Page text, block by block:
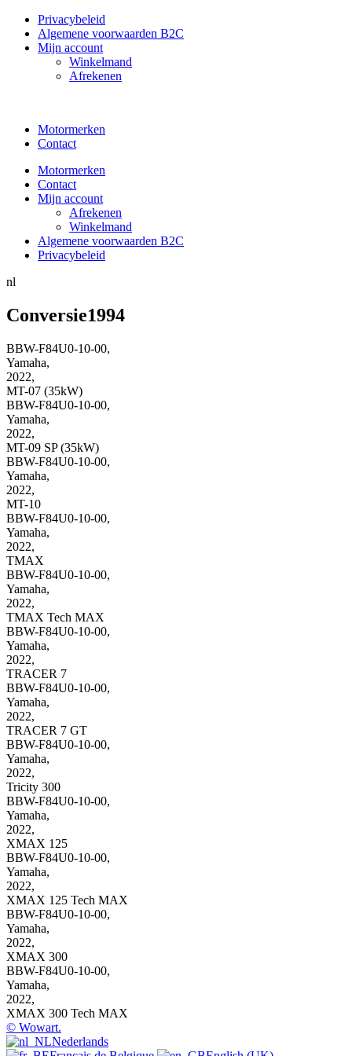
Privacybeleid
Algemene voorwaarden B2C
Mijn account
Winkelmand
Afrekenen
Motormerken
Contact
Motormerken
Contact
Mijn account
Afrekenen
Winkelmand
Algemene voorwaarden B2C
Privacybeleid
nl
Conversie1994
BBW-F84U0-10-00,
Yamaha,
2022,
MT-07 (35kW)
BBW-F84U0-10-00,
Yamaha,
2022,
MT-09 SP (35kW)
BBW-F84U0-10-00,
Yamaha,
2022,
MT-10
BBW-F84U0-10-00,
Yamaha,
2022,
TMAX
BBW-F84U0-10-00,
Yamaha,
2022,
TMAX Tech MAX
BBW-F84U0-10-00,
Yamaha,
2022,
TRACER 7
BBW-F84U0-10-00,
Yamaha,
2022,
TRACER 7 GT
BBW-F84U0-10-00,
Yamaha,
2022,
Tricity 300
BBW-F84U0-10-00,
Yamaha,
2022,
XMAX 125
BBW-F84U0-10-00,
Yamaha,
2022,
XMAX 125 Tech MAX
BBW-F84U0-10-00,
Yamaha,
2022,
XMAX 300
BBW-F84U0-10-00,
Yamaha,
2022,
XMAX 300 Tech MAX
© Wowart.
Nederlands